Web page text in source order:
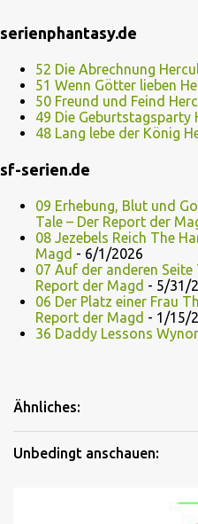
serienphantasy.de
52 Die Abrechnung
51 Wenn Götter lieben
50 Freund und Feind
49 Die Geburtstagsparty
48 Lang lebe der König
sf-serien.de
09 Erhebung, Blut und
Tale – Der Report der
08 Jezebels Reich The
Magd - 6/1/2026
07 Auf der anderen Seite
Report der Magd - 5/31/
06 Der Platz einer Frau
Report der Magd - 1/15/
36 Daddy Lessons
Ähnliches:
Unbedingt anschauen: